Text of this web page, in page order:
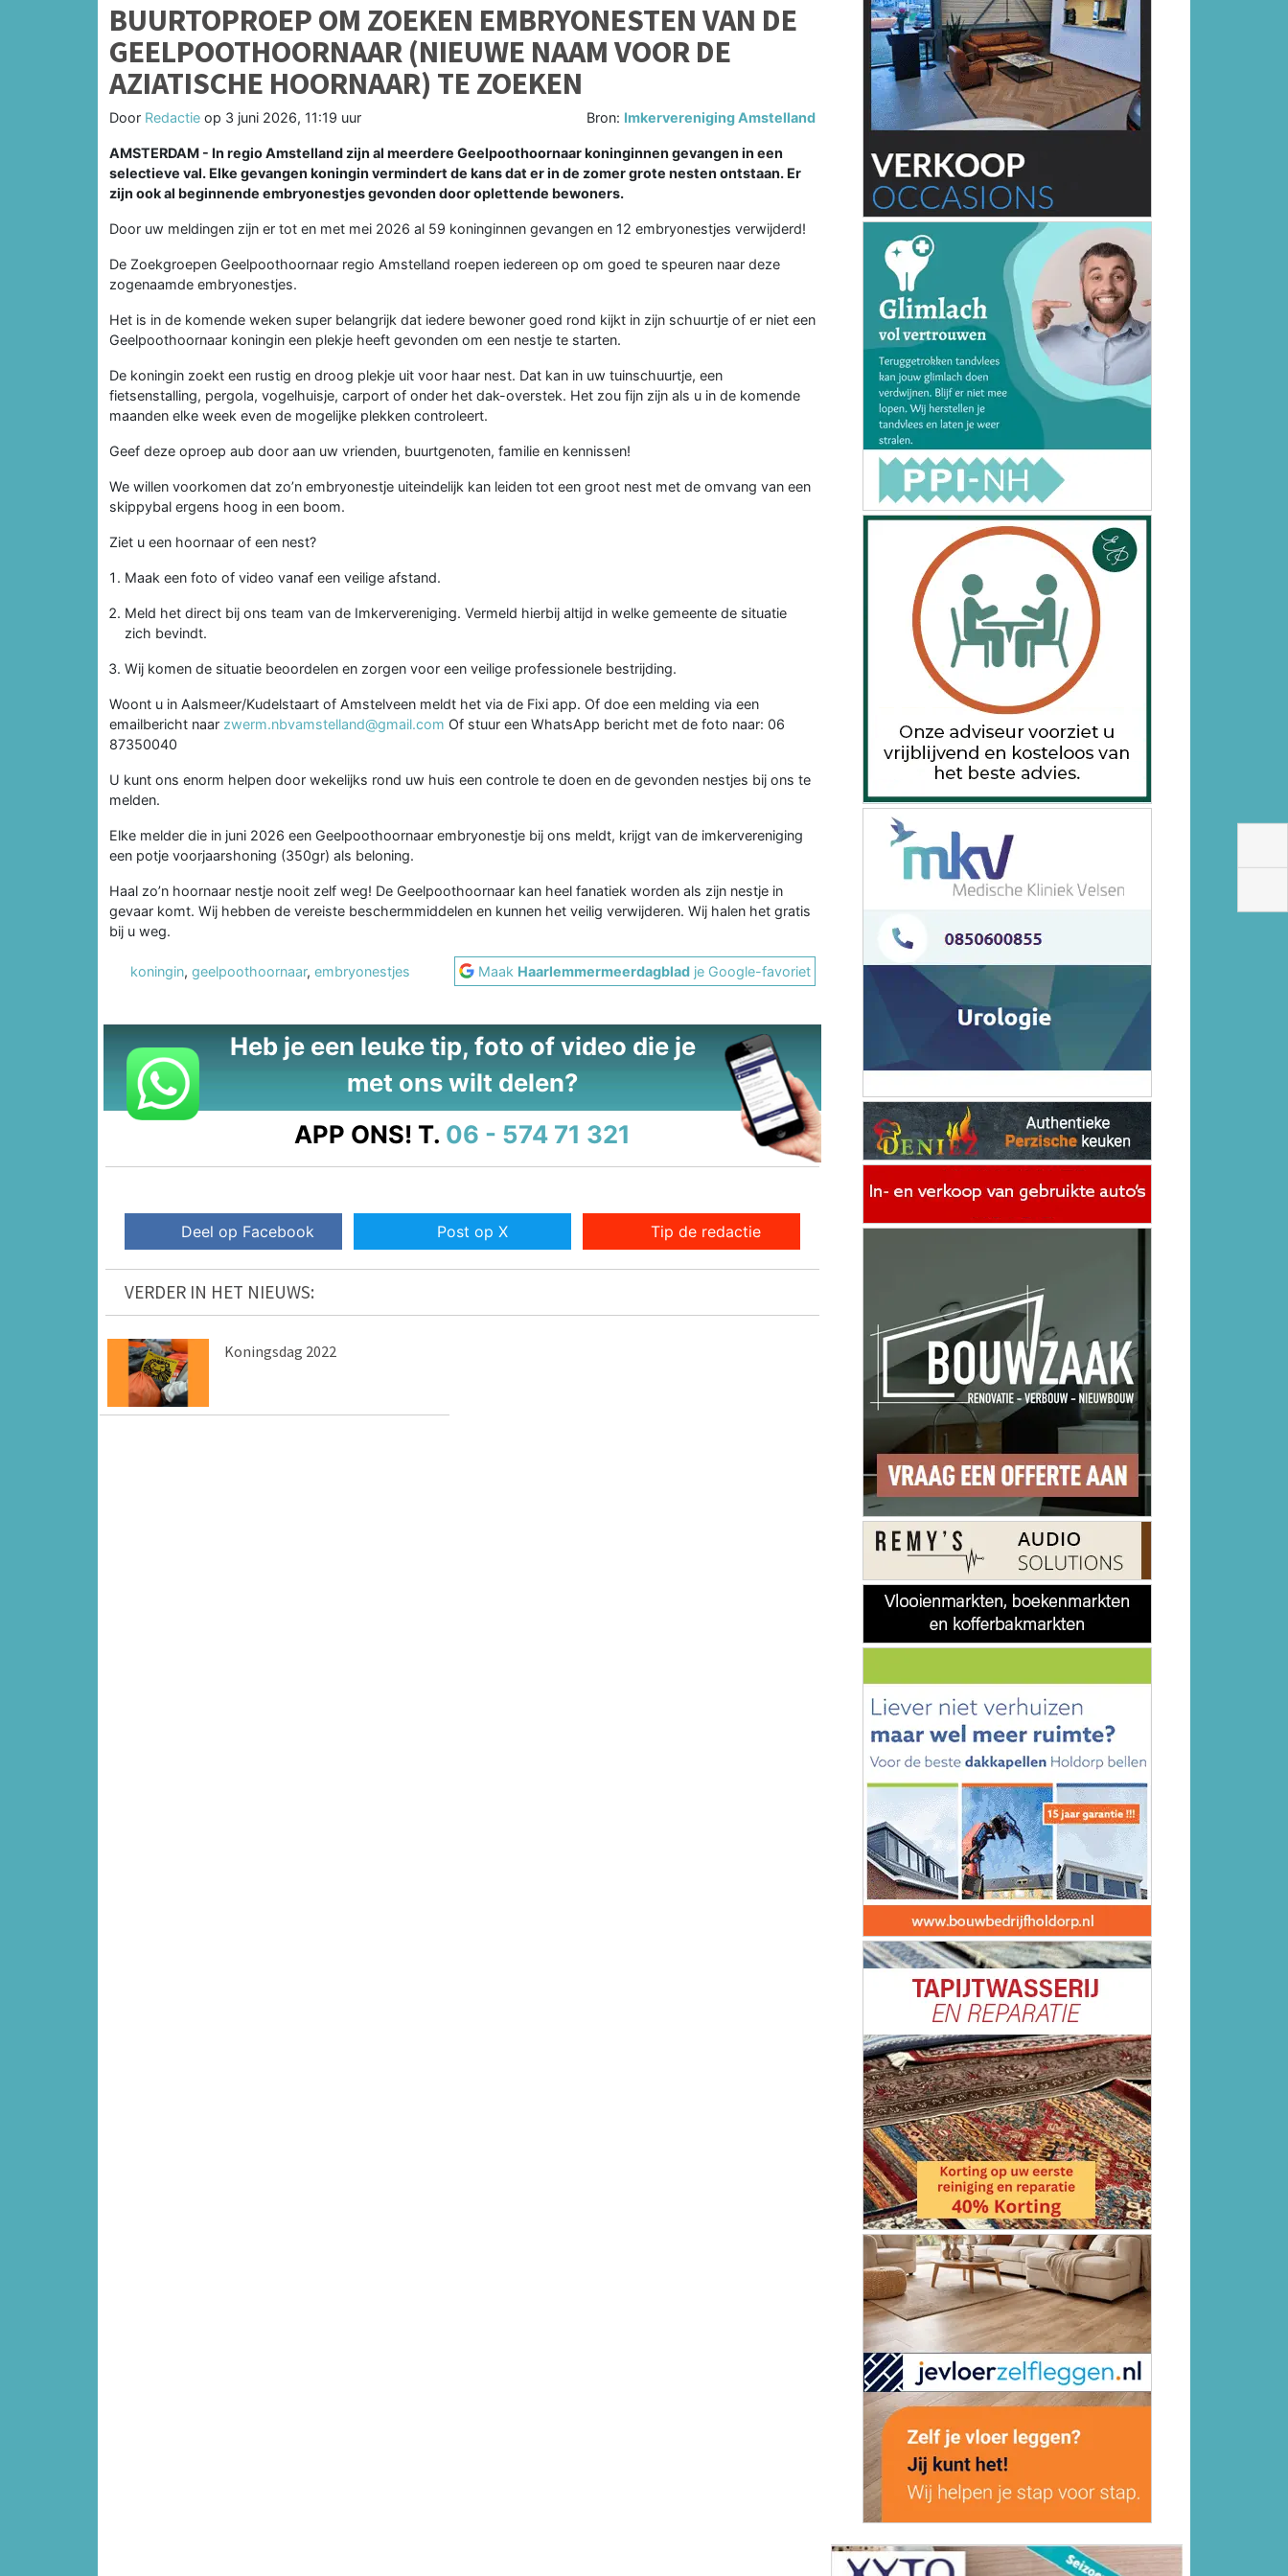
BUURTOPROEP OM ZOEKEN EMBRYONESTEN VAN DE
GEELPOOTHOORNAAR (NIEUWE NAAM VOOR DE
AZIATISCHE HOORNAAR) TE ZOEKEN
Door Redactie op 3 juni 2026, 11:19 uur Bron: Imkervereniging Amstelland
AMSTERDAM - In regio Amstelland zijn al meerdere Geelpoothoornaar koninginnen gevangen in een
selectieve val. Elke gevangen koningin vermindert de kans dat er in de zomer grote nesten ontstaan. Er
zijn ook al beginnende embryonestjes gevonden door oplettende bewoners.
Door uw meldingen zijn er tot en met mei 2026 al 59 koninginnen gevangen en 12 embryonestjes verwijderd!
De Zoekgroepen Geelpoothoornaar regio Amstelland roepen iedereen op om goed te speuren naar deze
zogenaamde embryonestjes.
Het is in de komende weken super belangrijk dat iedere bewoner goed rond kijkt in zijn schuurtje of er niet een
Geelpoothoornaar koningin een plekje heeft gevonden om een nestje te starten.
De koningin zoekt een rustig en droog plekje uit voor haar nest. Dat kan in uw tuinschuurtje, een
fietsenstalling, pergola, vogelhuisje, carport of onder het dak-overstek. Het zou fijn zijn als u in de komende
maanden elke week even de mogelijke plekken controleert.
Geef deze oproep aub door aan uw vrienden, buurtgenoten, familie en kennissen!
We willen voorkomen dat zo’n embryonestje uiteindelijk kan leiden tot een groot nest met de omvang van een
skippybal ergens hoog in een boom.
Ziet u een hoornaar of een nest?
Maak een foto of video vanaf een veilige afstand.
Meld het direct bij ons team van de Imkervereniging. Vermeld hierbij altijd in welke gemeente de situatie
zich bevindt.
Wij komen de situatie beoordelen en zorgen voor een veilige professionele bestrijding.
Woont u in Aalsmeer/Kudelstaart of Amstelveen meldt het via de Fixi app. Of doe een melding via een
emailbericht naar zwerm.nbvamstelland@gmail.com Of stuur een WhatsApp bericht met de foto naar: 06
87350040
U kunt ons enorm helpen door wekelijks rond uw huis een controle te doen en de gevonden nestjes bij ons te
melden.
Elke melder die in juni 2026 een Geelpoothoornaar embryonestje bij ons meldt, krijgt van de imkervereniging
een potje voorjaarshoning (350gr) als beloning.
Haal zo’n hoornaar nestje nooit zelf weg! De Geelpoothoornaar kan heel fanatiek worden als zijn nestje in
gevaar komt. Wij hebben de vereiste beschermmiddelen en kunnen het veilig verwijderen. Wij halen het gratis
bij u weg.
koningin, geelpoothoornaar, embryonestjes Maak Haarlemmermeerdagblad je Google-favoriet
Heb je een leuke tip, foto of video die je
met ons wilt delen?
APP ONS! T. 06 - 574 71 321
Deel op Facebook Post op X Tip de redactie
VERDER IN HET NIEUWS:
Koningsdag 2022